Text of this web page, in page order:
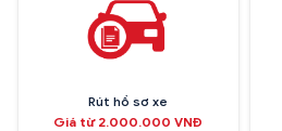
Rút hồ sơ xe
Giá từ 2.000.000 VNĐ